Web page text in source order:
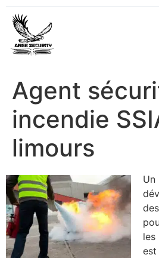
Agent
incendie
limours
Un
les
est